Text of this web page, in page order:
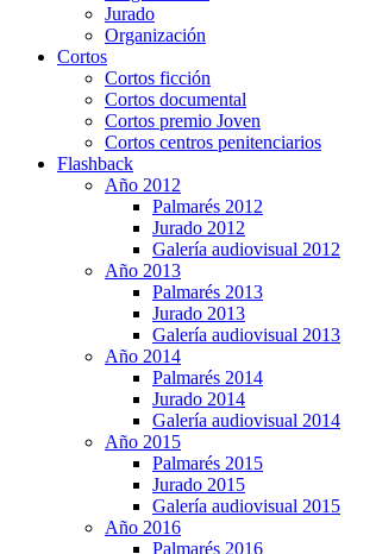
Jurado
Organización
Cortos
Cortos ficción
Cortos documental
Cortos premio Joven
Cortos centros penitenciarios
Flashback
Año 2012
Palmarés 2012
Jurado 2012
Galería audiovisual 2012
Año 2013
Palmarés 2013
Jurado 2013
Galería audiovisual 2013
Año 2014
Palmarés 2014
Jurado 2014
Galería audiovisual 2014
Año 2015
Palmarés 2015
Jurado 2015
Galería audiovisual 2015
Año 2016
Palmarés 2016